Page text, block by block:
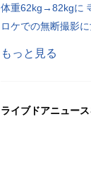
体重62kg→82kgに
ロケでの無断撮影
もっと見る
ライブドアニュース